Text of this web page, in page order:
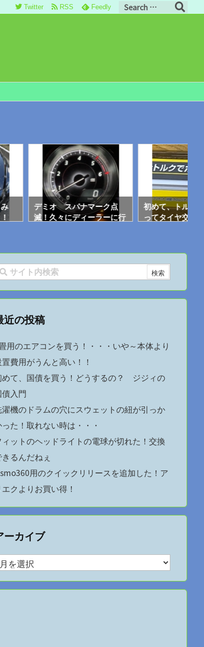
Twitter RSS Feedly
デミオ スパナマーク点
滅！久々にディーラーに行
初めて、トルク
ってタイヤ交換
近の投稿
用のエアコンを買う！・・・いや～本体より
費用がうんと高い！！
めて、国債を買う！どうするの？ ジジィの
債入門
濯機のドラムの穴にスウェットの紐が引っか
た！取れない時は・・・
ィットのヘッドライトの電球が切れた！交換
きるんだねぇ
用のクイックリリースを追加した！ア
エクよりお買い得！
ーカイブ
ア